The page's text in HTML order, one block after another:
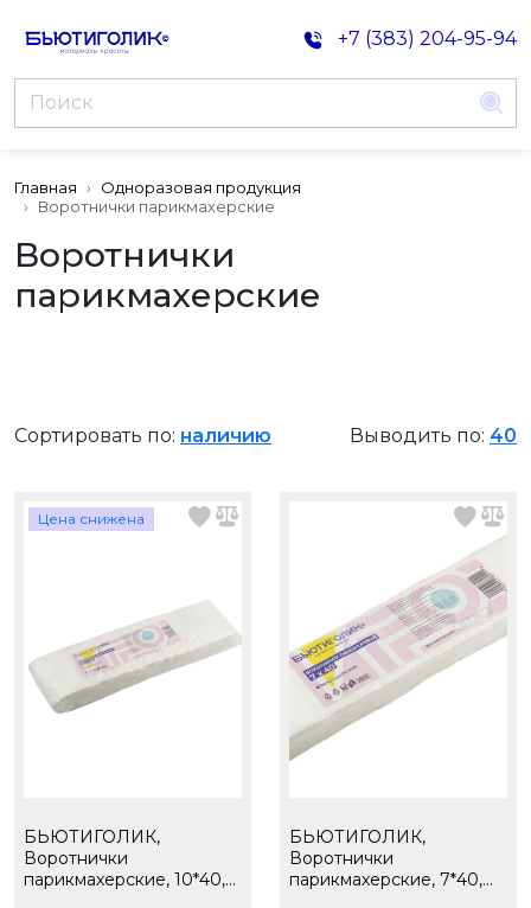
+7 (383) 204-95-94
Главная
Одноразовая продукция
Воротнички парикмахерские
Воротнички
парикмахерские
Сортировать по: наличию Выводить по: 40
Цена снижена
БЬЮТИГОЛИК,
Воротнички
парикмахерские, 10*40,
БЬЮТИГОЛИК,
Воротнички
парикмахерские, 7*40,